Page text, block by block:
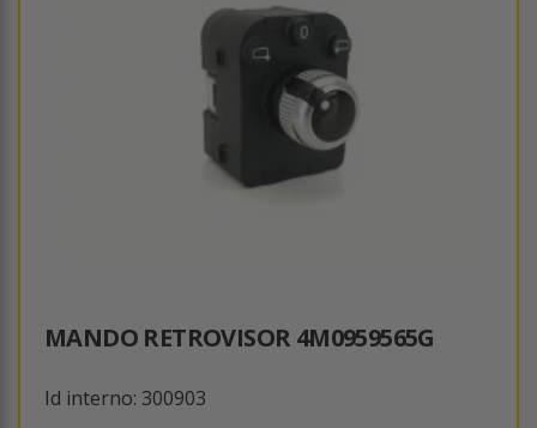
MANDO RETROVISOR 4M0959565G
Id interno: 300903